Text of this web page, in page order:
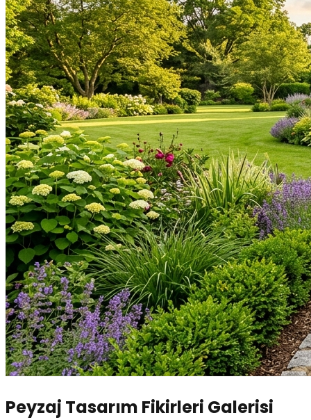
Peyzaj Tasarım Fikirleri Galerisi